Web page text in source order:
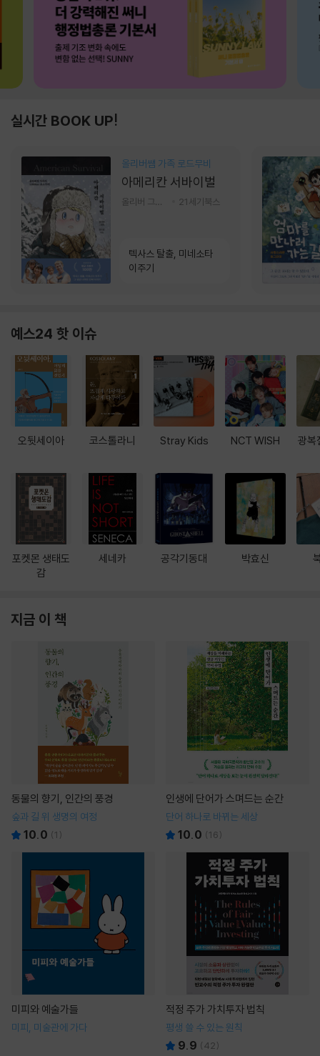
실시간 BOOK UP!
올리버쌤 가족 로드무비
아메리칸 서바이벌
21세기북스
텍사스 탈출, 미네소타
이주기
예스24 핫 이슈
오뒷세이아
포켓몬 생태도
감
코스톨라니
세네카
Stray Kids
공각기동대
NCT WISH
박효신
광복
지금 이 책
동물의 향기, 인간의 풍경
숲과 길 위 생명의 여정
10.0 (1 )
인생에 단어가 스며드는 순간
단어 하나로 바뀌는 세상
10.0 (16)
미피와 예술가들
미피, 미술관에 가다
적정 주가 가치투자 법칙
평생 쓸 수 있는 원칙
9.9 (42)